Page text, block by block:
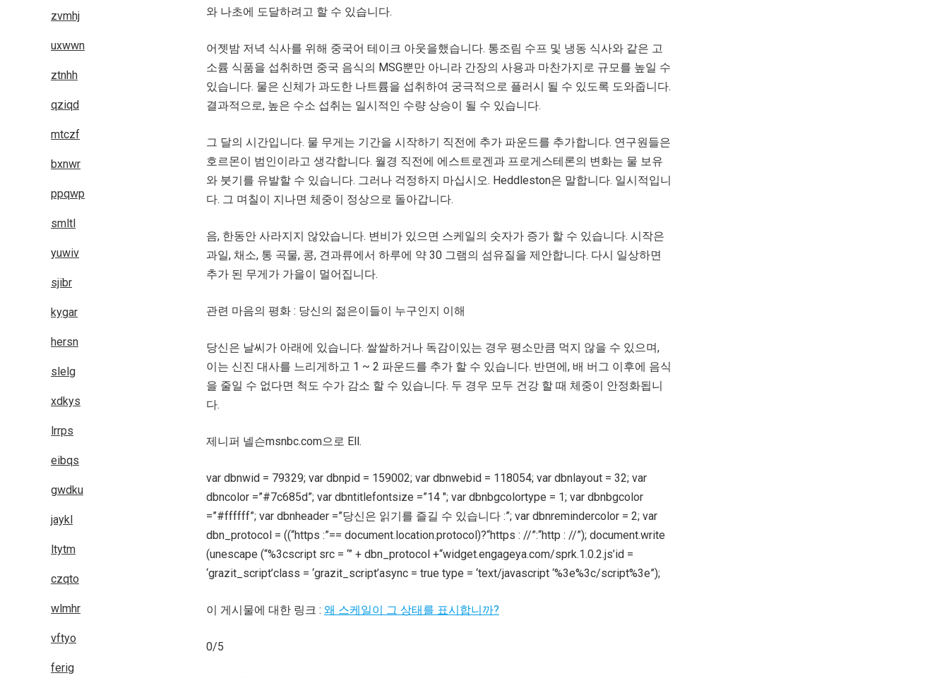
와 나초에 도달하려고 할 수 있습니다.
어젯밤 저녁 식사를 위해 중국어 테이크 아웃을했습니다. 통조림 수프 및 냉동 식사와 같은 고
소륨 식품을 섭취하면 중국 음식의 MSG뿐만 아니라 간장의 사용과 마찬가지로 규모를 높일 수
있습니다. 물은 신체가 과도한 나트륨을 섭취하여 궁극적으로 플러시 될 수 있도록 도와줍니다.
결과적으로, 높은 수소 섭취는 일시적인 수량 상승이 될 수 있습니다.
그 달의 시간입니다. 물 무게는 기간을 시작하기 직전에 추가 파운드를 추가합니다. 연구원들은
호르몬이 범인이라고 생각합니다. 월경 직전에 에스트로겐과 프로게스테론의 변화는 물 보유
와 붓기를 유발할 수 있습니다. 그러나 걱정하지 마십시오. Heddleston은 말합니다. 일시적입니
다. 그 며칠이 지나면 체중이 정상으로 돌아갑니다.
음, 한동안 사라지지 않았습니다. 변비가 있으면 스케일의 숫자가 증가 할 수 있습니다. 시작은
과일, 채소, 통 곡물, 콩, 견과류에서 하루에 약 30 그램의 섬유질을 제안합니다. 다시 일상하면
추가 된 무게가 가을이 멀어집니다.
관련 마음의 평화 : 당신의 젊은이들이 누구인지 이해
당신은 날씨가 아래에 있습니다. 쌀쌀하거나 독감이있는 경우 평소만큼 먹지 않을 수 있으며,
이는 신진 대사를 느리게하고 1 ~ 2 파운드를 추가 할 수 있습니다. 반면에, 배 버그 이후에 음식
을 줄일 수 없다면 척도 수가 감소 할 수 있습니다. 두 경우 모두 건강 할 때 체중이 안정화됩니
다.
제니퍼 넬슨msnbc.com으로 Ell.
var dbnwid = 79329; var dbnpid = 159002; var dbnwebid = 118054; var dbnlayout = 32; var
dbncolor =”#7c685d”; var dbntitlefontsize =”14 ″; var dbnbgcolortype = 1; var dbnbgcolor
=”#ffffff”; var dbnheader =”당신은 읽기를 즐길 수 있습니다 :”; var dbnremindercolor = 2; var
dbn_protocol = ((“https :”== document.location.protocol)?“https : //”:“http : //”); document.write
(unescape (“%3cscript src = ‘” + dbn_protocol +“widget.engageya.com/sprk.1.0.2.js’id =
‘grazit_script’class = ‘grazit_script’async = true type = ‘text/javascript ‘%3e%3c/script%3e”);
이 게시물에 대한 링크 : 왜 스케일이 그 상태를 표시합니까?
0/5
zvmhj
uxwwn
ztnhh
qziqd
mtczf
bxnwr
ppqwp
smltl
yuwiv
sjibr
kygar
hersn
slelg
xdkys
lrrps
eibqs
gwdku
jaykl
ltytm
czqto
wlmhr
vftyo
ferig